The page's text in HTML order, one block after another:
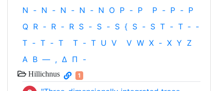
N - N - N - N - N O P - P P - P - P
Q R - R - R S - S - S { S - S T - T ‐ -
T - T - T T - T U V V W X - X Y Z
Α Β — , Δ Π -
Hillichnus 1